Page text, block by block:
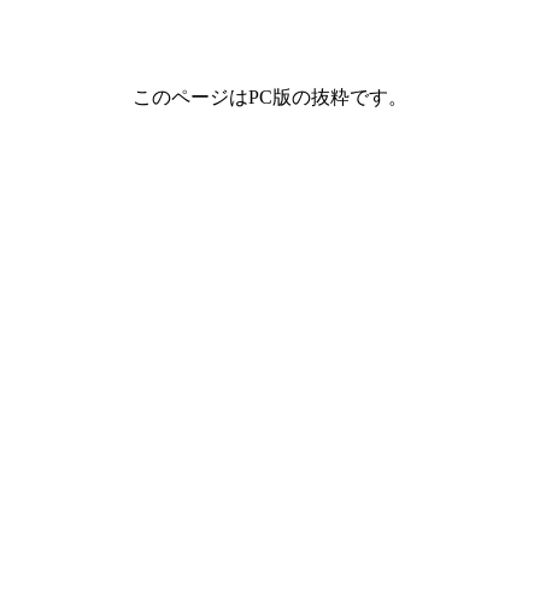
このページはPC版の抜粋です。